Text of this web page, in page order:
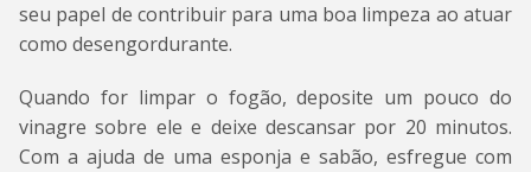
seu papel de contribuir para uma boa limpeza ao atuar
como desengordurante.
Quando for limpar o fogão, deposite um pouco do
vinagre sobre ele e deixe descansar por 20 minutos.
Com a ajuda de uma esponja e sabão, esfregue com